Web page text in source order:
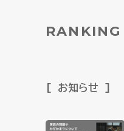
RANKING
お知らせ